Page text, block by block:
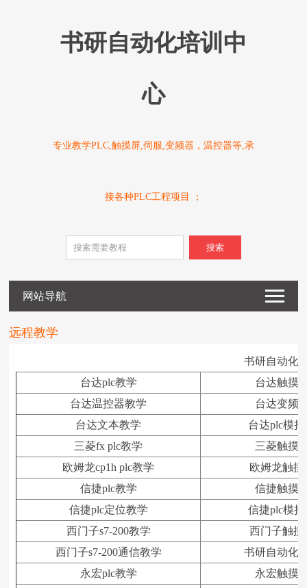
书研自动化培训中
心
专业教学PLC,触摸屏,伺服,变频器，温控器等,承
接各种PLC工程项目 ；
搜索
网站导航
远程教学
书研自动化
台达plc教学
台达触摸
台达温控器教学
台达变频
台达文本教学
台达plc模
三菱fx plc教学
三菱触摸
欧姆龙cp1h plc教学
欧姆龙触摸
信捷plc教学
信捷触摸
信捷plc定位教学
信捷plc模
西门子s7-200教学
西门子触摸
西门子s7-200通信教学
书研自动化
永宏plc教学
永宏触摸